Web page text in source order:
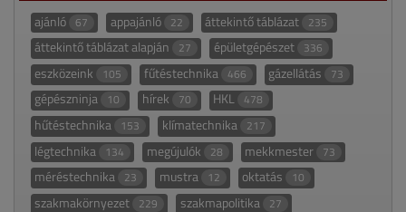
ajánló 67 appajánló 22 áttekintő táblázat 235
áttekintő táblázat alapján 27 épületgépészet 336
eszközeink 105 fűtéstechnika 466 gázellátás 73
gépészninja 10 hírek 70 HKL 478
hűtéstechnika 153 klímatechnika 217
légtechnika 134 megújulók 28 mekkmester 73
méréstechnika 23 mustra 12 oktatás 10
szakmakörnyezet 229 szakmapolitika 27